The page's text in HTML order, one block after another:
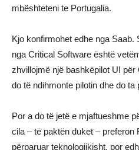
mbështeteni te Portugalia.
Kjo konfirmohet edhe nga Saab.
nga Critical Software është
zhvillojmë një bashkëpilot UI për
do të ndihmonte pilotin dhe do
Por a do të jetë e mjaftueshme
cila – të paktën duket – preferon
përparuar teknologjikisht, por